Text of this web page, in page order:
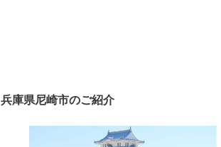
兵庫県尼崎市のご紹介